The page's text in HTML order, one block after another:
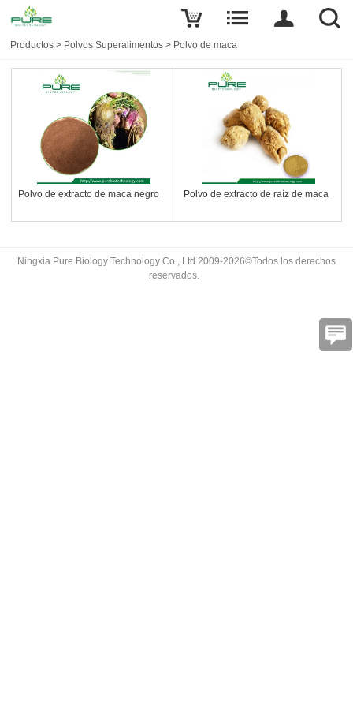
Productos > Polvos Superalimentos > Polvo de maca
Polvo de extracto de maca negro Polvo de extracto de raíz de maca
Ningxia Pure Biology Technology Co., Ltd 2009-2026©Todos los derechos
reservados.